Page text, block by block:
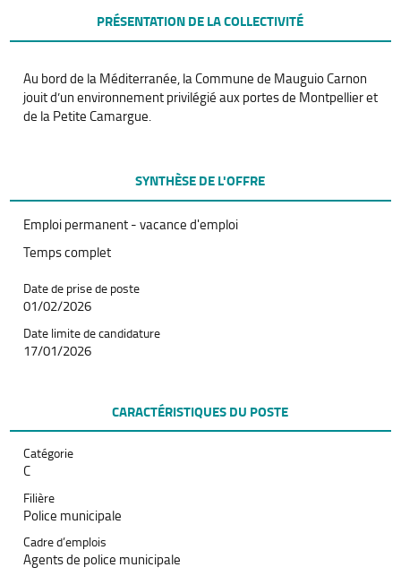
PRÉSENTATION DE LA COLLECTIVITÉ
Au bord de la Méditerranée, la Commune de Mauguio Carnon
jouit d’un environnement privilégié aux portes de Montpellier et
de la Petite Camargue.
SYNTHÈSE DE L'OFFRE
Emploi permanent - vacance d'emploi
Temps complet
Date de prise de poste
01/02/2026
Date limite de candidature
17/01/2026
CARACTÉRISTIQUES DU POSTE
Catégorie
C
Filière
Police municipale
Cadre d’emplois
Agents de police municipale